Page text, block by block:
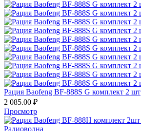
Рация Baofeng BF-888S G комплект 2 шт
2 085.00 ₽
Просмотр